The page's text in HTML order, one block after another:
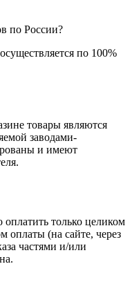
по России?
по 100%
товары являются
заводами-
и имеют
только целиком
оплаты (на сайте, через
частями и/или